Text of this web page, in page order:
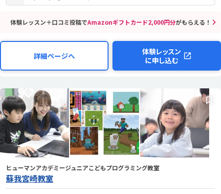
体験レッスン＋口コミ投稿でAmazonギフトカード2,000円分がもらえる！
詳細ページへ
体験レッスン
に申し込む
ヒューマンアカデミージュニアこどもプログラミング教室
蘇我宮崎教室